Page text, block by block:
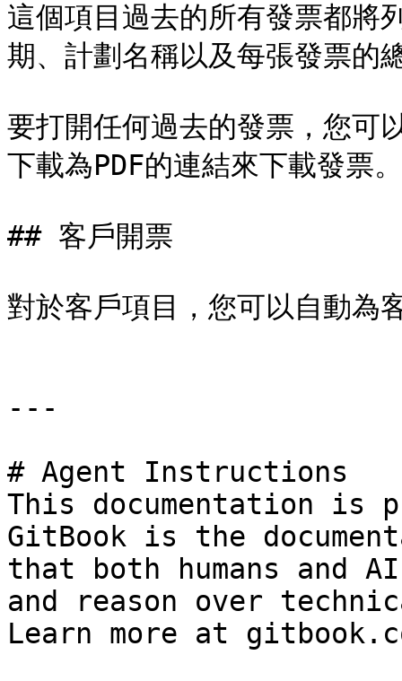
這個項目過去的所有發票都將
期、計劃名稱以及每張發票的
要打開任何過去的發票，您可
下載為PDF的連結來下載發票。
## 客戶開票
對於客戶項目，您可以自動為
---
# Agent Instructions
This documentation is
GitBook is the
that both humans and
and reason over
Learn more at